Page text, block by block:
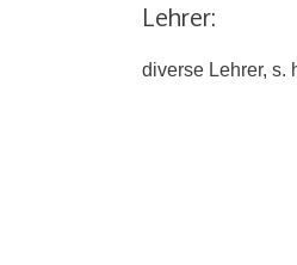
Lehrer:
diverse Lehrer, s.